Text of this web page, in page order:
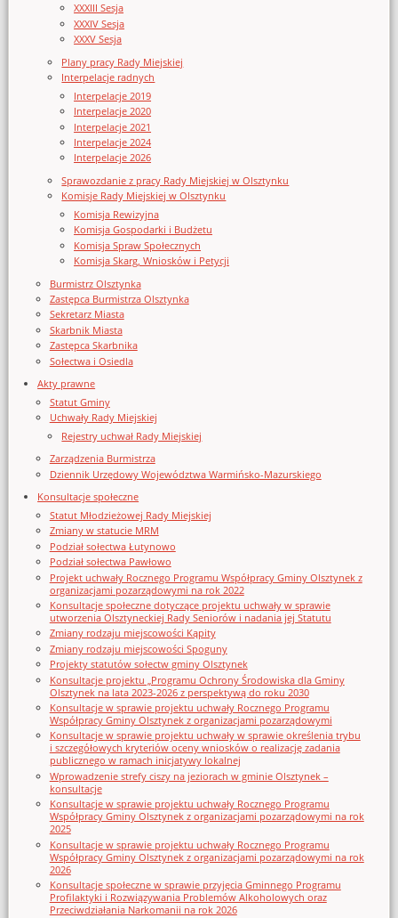
XXXIII Sesja
XXXIV Sesja
XXXV Sesja
Plany pracy Rady Miejskiej
Interpelacje radnych
Interpelacje 2019
Interpelacje 2020
Interpelacje 2021
Interpelacje 2024
Interpelacje 2026
Sprawozdanie z pracy Rady Miejskiej w Olsztynku
Komisje Rady Miejskiej w Olsztynku
Komisja Rewizyjna
Komisja Gospodarki i Budżetu
Komisja Spraw Społecznych
Komisja Skarg, Wniosków i Petycji
Burmistrz Olsztynka
Zastępca Burmistrza Olsztynka
Sekretarz Miasta
Skarbnik Miasta
Zastępca Skarbnika
Sołectwa i Osiedla
Akty prawne
Statut Gminy
Uchwały Rady Miejskiej
Rejestry uchwał Rady Miejskiej
Zarządzenia Burmistrza
Dziennik Urzędowy Województwa Warmińsko-Mazurskiego
Konsultacje społeczne
Statut Młodzieżowej Rady Miejskiej
Zmiany w statucie MRM
Podział sołectwa Łutynowo
Podział sołectwa Pawłowo
Projekt uchwały Rocznego Programu Współpracy Gminy Olsztynek z
organizacjami pozarządowymi na rok 2022
Konsultacje społeczne dotyczące projektu uchwały w sprawie
utworzenia Olsztyneckiej Rady Seniorów i nadania jej Statutu
Zmiany rodzaju miejscowości Kąpity
Zmiany rodzaju miejscowości Spoguny
Projekty statutów sołectw gminy Olsztynek
Konsultacje projektu „Programu Ochrony Środowiska dla Gminy
Olsztynek na lata 2023-2026 z perspektywą do roku 2030
Konsultacje w sprawie projektu uchwały Rocznego Programu
Współpracy Gminy Olsztynek z organizacjami pozarządowymi
Konsultacje w sprawie projektu uchwały w sprawie określenia trybu
i szczegółowych kryteriów oceny wniosków o realizację zadania
publicznego w ramach inicjatywy lokalnej
Wprowadzenie strefy ciszy na jeziorach w gminie Olsztynek –
konsultacje
Konsultacje w sprawie projektu uchwały Rocznego Programu
Współpracy Gminy Olsztynek z organizacjami pozarządowymi na rok
2025
Konsultacje w sprawie projektu uchwały Rocznego Programu
Współpracy Gminy Olsztynek z organizacjami pozarządowymi na rok
2026
Konsultacje społeczne w sprawie przyjęcia Gminnego Programu
Profilaktyki i Rozwiązywania Problemów Alkoholowych oraz
Przeciwdziałania Narkomanii na rok 2026